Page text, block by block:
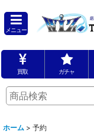
メニュー
買取 ガチャ
ホーム > 予約